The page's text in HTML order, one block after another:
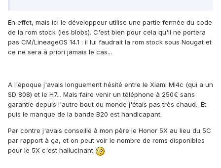
En effet, mais ici le développeur utilise une partie fermée du code
de la rom stock (les blobs). C'est bien pour cela qu'il ne portera
pas CM/LineageOS 14.1 : il lui faudrait la rom stock sous Nougat et
ce ne sera à priori jamais le cas...
A l'époque j'avais longuement hésité entre le Xiami Mi4c (qui a un
SD 808) et le H7... Mais faire venir un téléphone à 250€ sans
garantie depuis l'autre bout du monde j'étais pas très chaud.. Et
puis le manque de la bande B20 est handicapant.
Par contre j'avais conseillé à mon père le Honor 5X au lieu du 5C
par rapport à ça, et on peut voir le nombre de roms disponibles
pour le 5X c'est hallucinant